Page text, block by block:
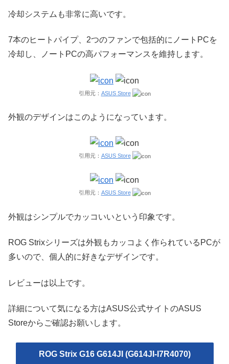
冷却システムも非常に高いです。
7本のヒートパイプ、2つのファンで包括的にノートPCを
冷却し、ノートPCの高パフォーマンスを維持します。
引用元： ASUS Store
外観のデザインはこのようになっています。
引用元： ASUS Store
引用元： ASUS Store
外観はシンプルでカッコいいという印象です。
ROG Strixシリーズは外観もカッコよく作られているPCが
多いので、個人的に好きなデザインです。
レビューは以上です。
詳細について気になる方はASUS公式サイトのASUS
Storeからご確認お願いします。
ROG Strix G16 G614JI (G614JI-I7R4070)